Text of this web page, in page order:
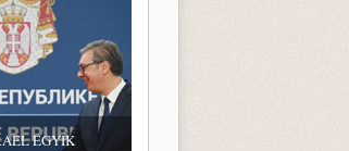
EGYIK